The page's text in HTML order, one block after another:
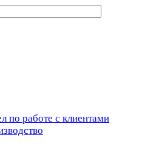
по работе с клиентами